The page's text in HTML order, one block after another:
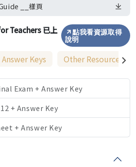
__樣頁
Teachers 已上
點我看資源取得
說明
Answer Keys Other Resources
Exam + Answer Key
+ Answer Key
+ Answer Key